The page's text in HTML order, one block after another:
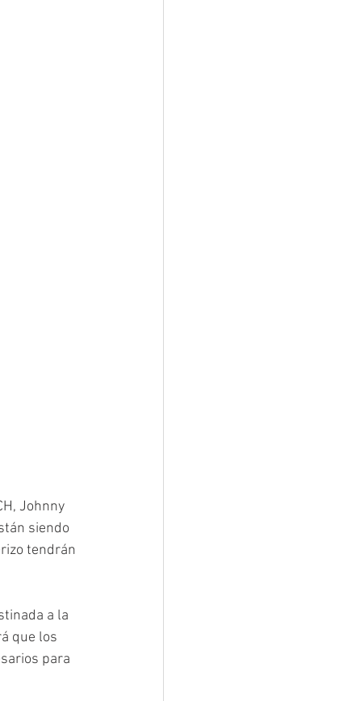
Johnny
siendo
tendrán
a la
que los
para